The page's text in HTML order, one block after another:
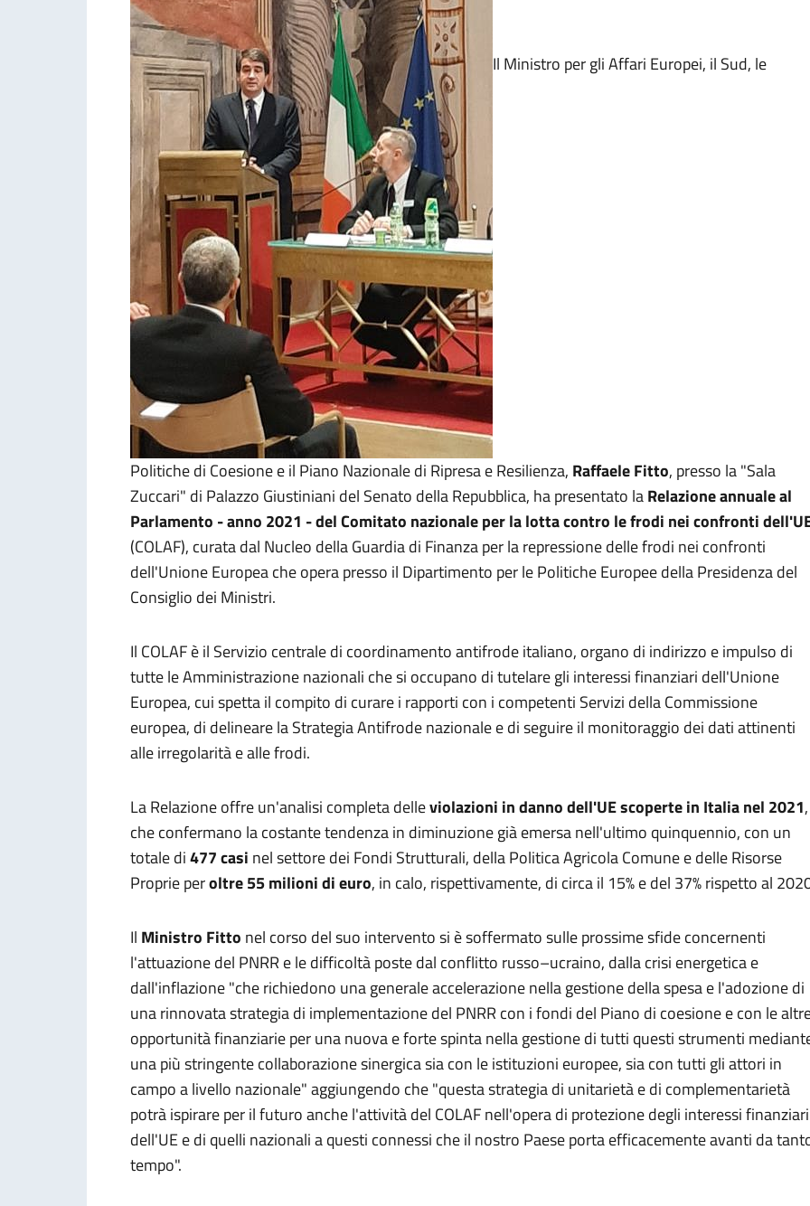
Il Ministro per gli Affari Europei, il Sud, le
Politiche di Coesione e il Piano Nazionale di Ripresa e Resilienza, Raffaele Fitto, presso la "Sala
Zuccari" di Palazzo Giustiniani del Senato della Repubblica, ha presentato laRelazione annuale al
Parlamento - anno 2021 - del Comitato nazionale per la lotta contro le frodi nei confronti
(COLAF), curata dal Nucleo della Guardia di Finanza per la repressione delle frodi nei confronti
dell'Unione Europea che opera presso il Dipartimento per le Politiche Europee della Presidenza del
Consiglio dei Ministri.
Il COLAF è il Servizio centrale di coordinamento antifrode italiano, organo di indirizzo e impulso di
tutte le Amministrazione nazionali che si occupano di tutelare gli interessi finanziari dell'Unione
Europea, cui spetta il compito di curare i rapporti con i competenti Servizi della Commissione
europea, di delineare la Strategia Antifrode nazionale e di seguire il monitoraggio dei dati attinenti
alle irregolarità e alle frodi.
La Relazione offre un'analisi completa delleviolazioni in danno dell'UE scoperte in Italia nel 2021,
che confermano la costante tendenza in diminuzione già emersa nell'ultimo quinquennio, con un
totale di477 casi nel settore dei Fondi Strutturali, della Politica Agricola Comune e delle Risorse
Proprie peroltre 55 milioni di euro, in calo, rispettivamente, di circa il 15% e del 37% rispetto al
Il Ministro Fitto nel corso del suo intervento si è soffermato sulle prossime sfide concernenti
l'attuazione del PNRR e le difficoltà poste dal conflitto russo–ucraino, dalla crisi energetica e
dall'inflazione "che richiedono una generale accelerazione nella gestione della spesa e l'adozione di
una rinnovata strategia di implementazione del PNRR con i fondi del Piano di coesione e con le
opportunità finanziarie per una nuova e forte spinta nella gestione di tutti questi strumenti
una più stringente collaborazione sinergica sia con le istituzioni europee, sia con tutti gli attori in
campo a livello nazionale" aggiungendo che "questa strategia di unitarietà e di complementarietà
potrà ispirare per il futuro anche l'attività del COLAF nell'opera di protezione degli interessi finanziari
dell'UE e di quelli nazionali a questi connessi che il nostro Paese porta efficacemente avanti da
tempo".